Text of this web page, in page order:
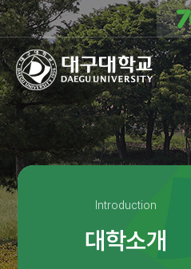
대구대학교
DAEGU
UNIVERSITY
Introduction
대학소개